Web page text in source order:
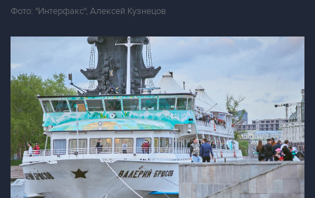
Фото: "Интерфакс", Алексей Кузнецов